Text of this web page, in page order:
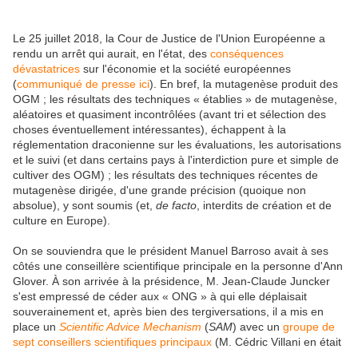
Le 25 juillet 2018, la Cour de Justice de l'Union Européenne a
rendu un arrêt qui aurait, en l'état, des conséquences
dévastatrices sur l'économie et la société européennes
(communiqué de presse ici). En bref, la mutagenèse produit des
OGM ; les résultats des techniques « établies » de mutagenèse,
aléatoires et quasiment incontrôlées (avant tri et sélection des
choses éventuellement intéressantes), échappent à la
réglementation draconienne sur les évaluations, les autorisations
et le suivi (et dans certains pays à l'interdiction pure et simple de
cultiver des OGM) ; les résultats des techniques récentes de
mutagenèse dirigée, d'une grande précision (quoique non
absolue), y sont soumis (et, de facto , interdits de création et de
culture en Europe).
On se souviendra que le président Manuel Barroso avait à ses
côtés une conseillère scientifique principale en la personne d'Ann
Glover. À son arrivée à la présidence, M. Jean-Claude Juncker
s'est empressé de céder aux « ONG » à qui elle déplaisait
souverainement et, après bien des tergiversations, il a mis en
place un Scientific Advice Mechanism (SAM) avec un groupe de
sept conseillers scientifiques principaux (M. Cédric Villani en était